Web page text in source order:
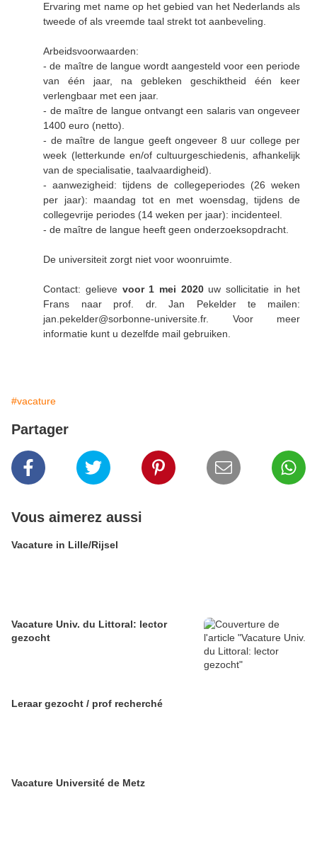
Ervaring met name op het gebied van het Nederlands als
tweede of als vreemde taal strekt tot aanbeveling.
Arbeidsvoorwaarden:
- de maître de langue wordt aangesteld voor een periode
van één jaar, na gebleken geschiktheid één keer
verlengbaar met een jaar.
- de maître de langue ontvangt een salaris van ongeveer
1400 euro (netto).
- de maître de langue geeft ongeveer 8 uur college per
week (letterkunde en/of cultuurgeschiedenis, afhankelijk
van de specialisatie, taalvaardigheid).
- aanwezigheid: tijdens de collegeperiodes (26 weken
per jaar): maandag tot en met woensdag, tijdens de
collegevrije periodes (14 weken per jaar): incidenteel.
- de maître de langue heeft geen onderzoeksopdracht.
De universiteit zorgt niet voor woonruimte.
Contact: gelieve voor 1 mei 2020uw sollicitatie in het
Frans naar prof. dr. Jan Pekelder te mailen:
jan.pekelder@sorbonne-universite.fr. Voor meer
informatie kunt u dezelfde mail gebruiken.
#vacature
Partager
Vous aimerez aussi
Vacature in Lille/Rijsel
Vacature Univ. du Littoral: lector
gezocht
Leraar gezocht / prof recherché
Vacature Université de Metz